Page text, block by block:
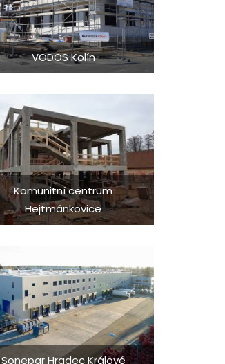
VODOS Kolín
Komunitní centrum
Hejtmánkovice
Sonepar Hradec Králové